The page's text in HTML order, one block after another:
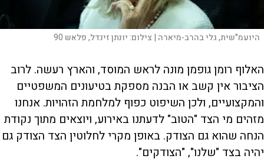
היועמ"שית, גלי בהרב-מיארה | צילום:יונתן זינדל, פלאש 90
האלוף רומן גופמן מונה לראש המוסד, והארץ רעשה. לרוב
הציבור אין קשב או הבנה מספקת בטיעונים המשפטיים
והמקצועיים, ולכן השיפוט כפוף למלחמת הזהויות. אנחנו
מזהים מי הצד "הטוב" לדעתנו באירוע, ויוצאים מתוך נקודת
הנחה שהוא גם הצודק. באופן מקרי לחלוטין הצד הצודק גם
יהיה בצד "שלנו", "הצודקים".